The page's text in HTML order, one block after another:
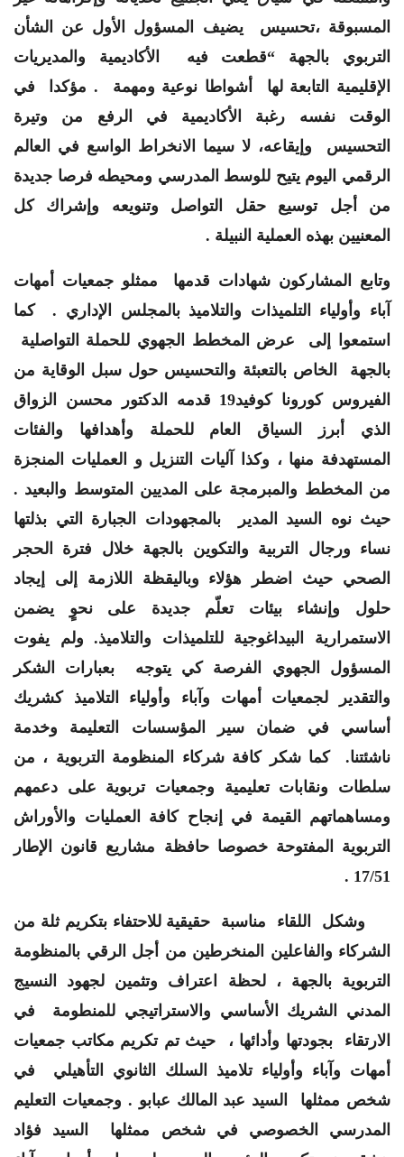
المسبوقة ،تحسيس يضيف المسؤول الأول عن الشأن
التربوي بالجهة “قطعت فيه الأكاديمية والمديريات
الإقليمية التابعة لها أشواطا نوعية ومهمة . مؤكدا في
الوقت نفسه رغبة الأكاديمية في الرفع من وتيرة
التحسيس وإيقاعه، لا سيما الانخراط الواسع في العالم
الرقمي اليوم يتيح للوسط المدرسي ومحيطه فرصا جديدة
من أجل توسيع حقل التواصل وتنويعه وإشراك كل
المعنيين بهذه العملية النبيلة .
وتابع المشاركون شهادات قدمها ممثلو جمعيات أمهات
آباء وأولياء التلميذات والتلاميذ بالمجلس الإداري . كما
استمعوا إلى عرض المخطط الجهوي للحملة التواصلية
بالجهة الخاص بالتعبئة والتحسيس حول سبل الوقاية من
الفيروس كورونا كوفيد19 قدمه الدكتور محسن الزواق
الذي أبرز السياق العام للحملة وأهدافها والفئات
المستهدفة منها ، وكذا آليات التنزيل و العمليات المنجزة
من المخطط والمبرمجة على المديين المتوسط والبعيد .
حيث نوه السيد المدير بالمجهودات الجبارة التي بذلتها
نساء ورجال التربية والتكوين بالجهة خلال فترة الحجر
الصحي حيث اضطر هؤلاء وباليقظة اللازمة إلى إيجاد
حلول وإنشاء بيئات تعلّم جديدة على نحوٍ يضمن
الاستمرارية البيداغوجية للتلميذات والتلاميذ. ولم يفوت
المسؤول الجهوي الفرصة كي يتوجه بعبارات الشكر
والتقدير لجمعيات أمهات وآباء وأولياء التلاميذ كشريك
أساسي في ضمان سير المؤسسات التعليمة وخدمة
ناشئتنا. كما شكر كافة شركاء المنظومة التربوية ، من
سلطات ونقابات تعليمية وجمعيات تربوية على دعمهم
ومساهماتهم القيمة في إنجاح كافة العمليات والأوراش
التربوية المفتوحة خصوصا حافظة مشاريع قانون الإطار
17/51 .
وشكل اللقاء مناسبة حقيقية للاحتفاء بتكريم ثلة من
الشركاء والفاعلين المنخرطين من أجل الرقي بالمنظومة
التربوية بالجهة ، لحظة اعتراف وتثمين لجهود النسيج
المدني الشريك الأساسي والاستراتيجي للمنطومة في
الارتقاء بجودتها وأدائها ، حيث تم تكريم مكاتب جمعيات
أمهات وآباء وأولياء تلاميذ السلك الثانوي التأهيلي في
شخص ممثلها السيد عبد المالك عبابو . وجمعيات التعليم
المدرسي الخصوصي في شخص ممثلها السيد فؤاد